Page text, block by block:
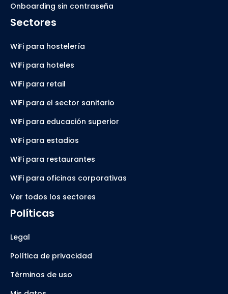
Onboarding sin contraseña
Sectores
WiFi para hostelería
WiFi para hoteles
WiFi para retail
WiFi para el sector sanitario
WiFi para educación superior
WiFi para estadios
WiFi para restaurantes
WiFi para oficinas corporativas
Ver todos los sectores
Políticas
Legal
Política de privacidad
Términos de uso